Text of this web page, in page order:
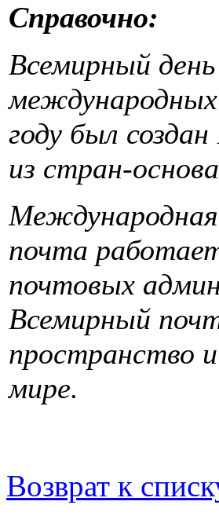
Справочно:
Всемирный
году был
из стран-
Международная
почта
почтовых
Всемирный
пространство
мире.
Возврат к